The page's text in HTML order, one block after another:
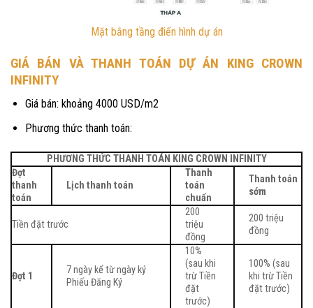
Mặt bằng tầng điển hình dự án
GIÁ BÁN VÀ THANH TOÁN DỰ ÁN KING CROWN
INFINITY
Giá bán: khoảng 4000 USD/m2
Phương thức thanh toán:
PHƯƠNG THỨC THANH TOÁN KING CROWN INFINITY
Đợt
thanh
toán
Lịch thanh toán
Thanh
toán
chuẩn
Thanh toán
sớm
Tiền đặt trước
200
triệu
đồng
200 triệu
đồng
Đợt 1
7 ngày kể từ ngày ký
Phiếu Đăng Ký
10%
(sau khi
trừ Tiền
đặt
trước)
100% (sau
khi trừ Tiền
đặt trước)